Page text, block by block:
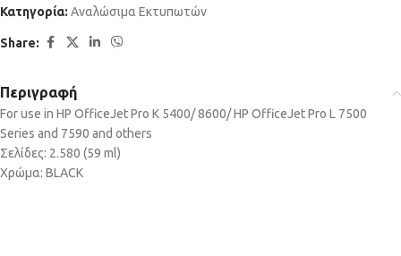
Κατηγορία: Αναλώσιμα Εκτυπωτών
Share:
Περιγραφή
For use in HP OfficeJet Pro K 5400/ 8600/ HP OfficeJet Pro L 7500
Series and 7590 and others
Σελίδες: 2.580 (59 ml)
Χρώμα: BLACK